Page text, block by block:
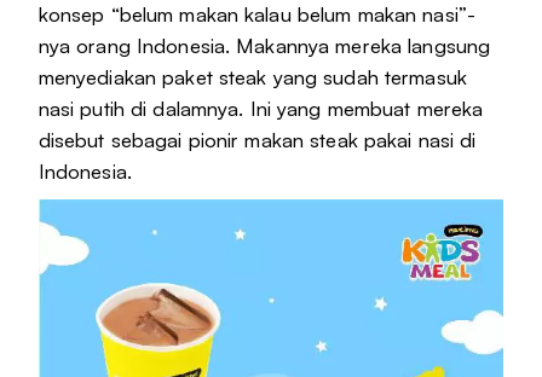
konsep “belum makan kalau belum makan nasi”-
nya orang Indonesia. Makannya mereka langsung
menyediakan paket steak yang sudah termasuk
nasi putih di dalamnya. Ini yang membuat mereka
disebut sebagai pionir makan steak pakai nasi di
Indonesia.